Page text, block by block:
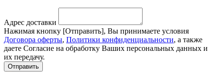
Адрес доставки
Нажимая кнопку [Отправить], Вы принимаете условия
Договора оферты, Политики конфиденциальности, а также
даете Согласие на обработку Ваших персональных данных и
их передачу.